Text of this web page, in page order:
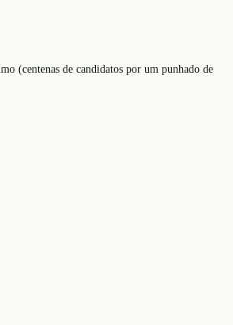
(centenas de candidatos por um punhado de